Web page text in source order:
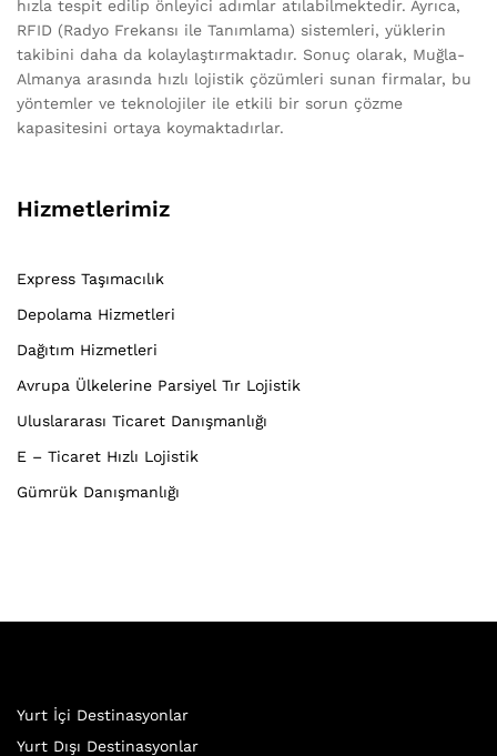
hızla tespit edilip önleyici adımlar atılabilmektedir. Ayrıca,
RFID (Radyo Frekansı ile Tanımlama) sistemleri, yüklerin
takibini daha da kolaylaştırmaktadır. Sonuç olarak, Muğla-
Almanya arasında hızlı lojistik çözümleri sunan firmalar, bu
yöntemler ve teknolojiler ile etkili bir sorun çözme
kapasitesini ortaya koymaktadırlar.
Hizmetlerimiz
Express Taşımacılık
Depolama Hizmetleri
Dağıtım Hizmetleri
Avrupa Ülkelerine Parsiyel Tır Lojistik
Uluslararası Ticaret Danışmanlığı
E – Ticaret Hızlı Lojistik
Gümrük Danışmanlığı
Yurt İçi Destinasyonlar
Yurt Dışı Destinasyonlar